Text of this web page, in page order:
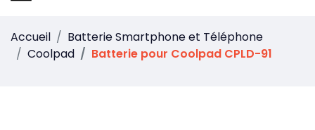
Accueil
Batterie Smartphone et Téléphone
Coolpad
Batterie pour Coolpad CPLD-91